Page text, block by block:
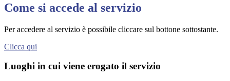
Come si accede al servizio
Per accedere al servizio è possibile cliccare sul bottone sottostante.
Clicca qui
Luoghi in cui viene erogato il servizio